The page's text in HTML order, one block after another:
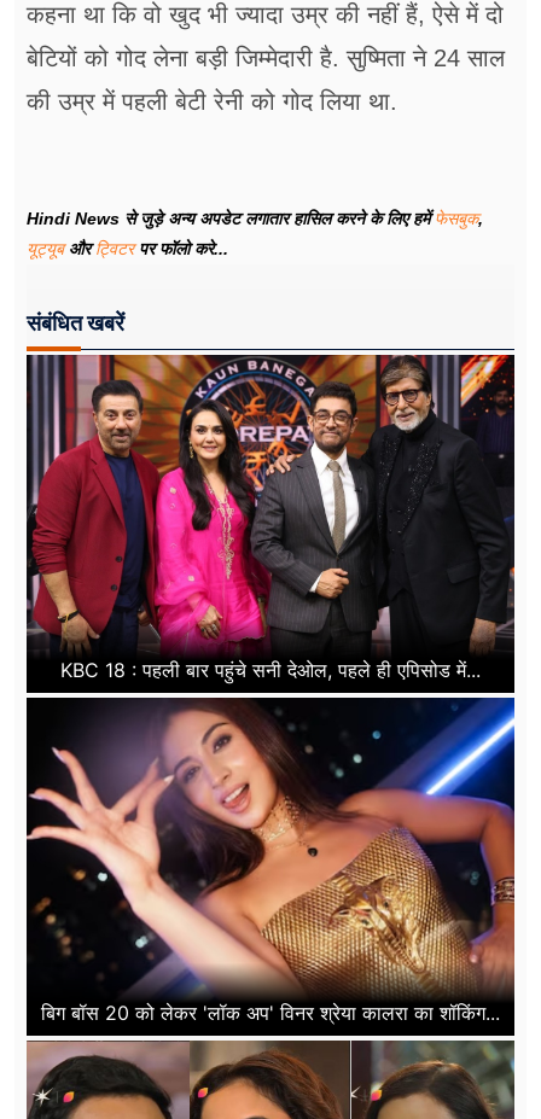
कहना था कि वो खुद भी ज्यादा उम्र की नहीं हैं, ऐसे में दो
बेटियों को गोद लेना बड़ी जिम्मेदारी है. सुष्मिता ने 24 साल
की उम्र में पहली बेटी रेनी को गोद लिया था.
Hindi News से जुड़े अन्य अपडेट लगातार हासिल करने के लिए हमेंफेसबुक,
यूट्यूबऔरट्विटरपर फॉलो करे...
संबंधित खबरें
KBC 18 : पहली बार पहुंचे सनी देओल, पहले ही एपिसोड में...
बिग बॉस 20 को लेकर 'लॉक अप' विनर श्रेया कालरा का शॉकिंग...